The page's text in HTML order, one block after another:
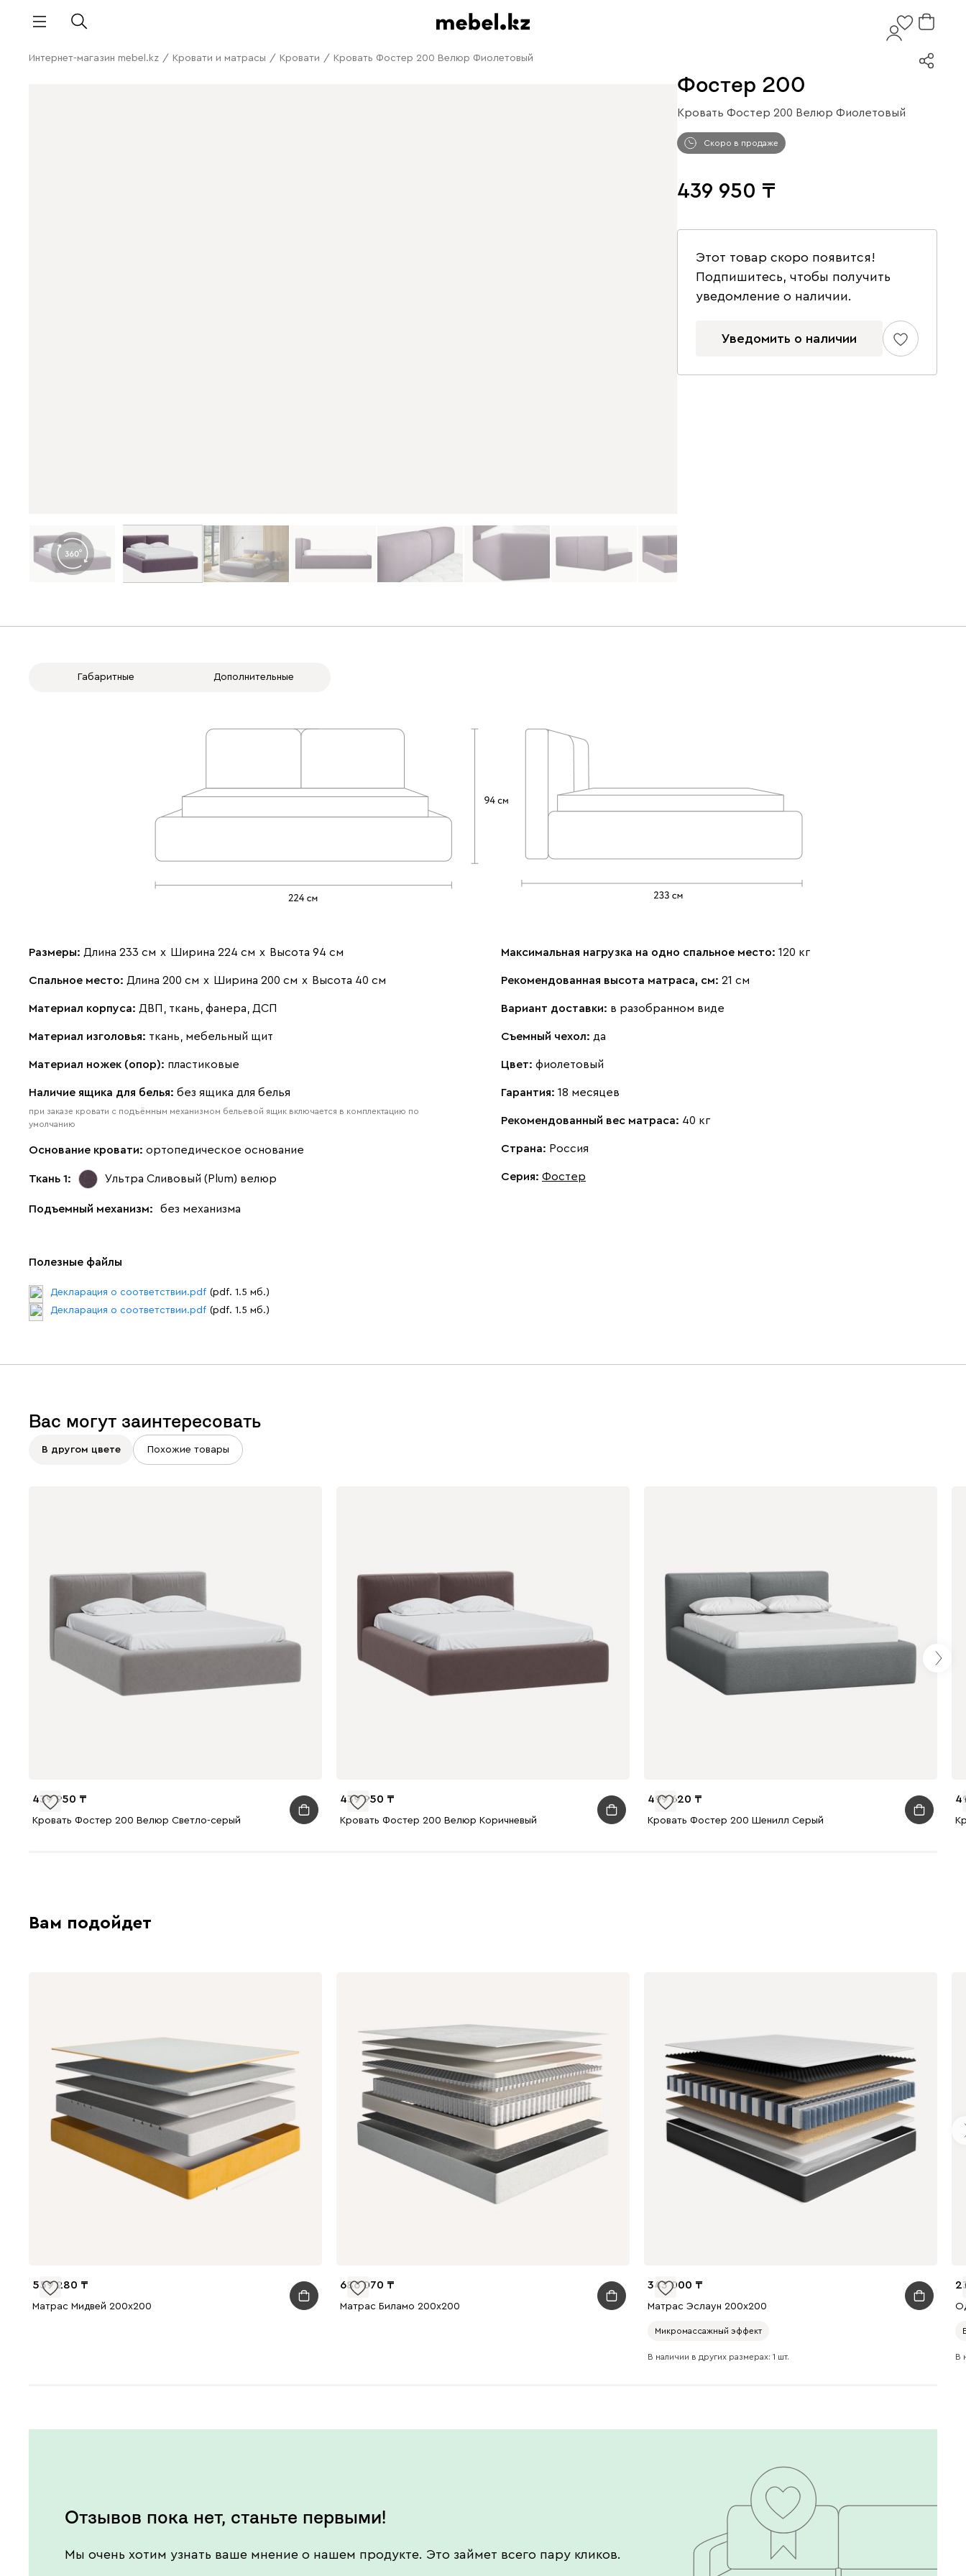
Интернет-магазин mebel.kz / Кровати и матрасы / Кровати / Кровать Фостер 200 Велюр Фиолетовый
Фостер 200
Кровать Фостер 200 Велюр Фиолетовый
Скоро в продаже
439 950
Этот товар скоро появится!
Подпишитесь, чтобы получить
уведомление о наличии.
Уведомить о наличии
Габаритные Дополнительные
Размеры: Длина 233 см х Ширина 224 см х Высота 94 см
Спальное место: Длина 200 см х Ширина 200 см х Высота 40 см
Материал корпуса: ДВП, ткань, фанера, ДСП
Материал изголовья: ткань, мебельный щит
Материал ножек (опор): пластиковые
Наличие ящика для белья: без ящика для белья
при заказе кровати с подъёмным механизмом бельевой ящик включается в комплектацию по
умолчанию
Основание кровати: ортопедическое основание
Ткань 1: Ультра Сливовый (Plum) велюр
Подъемный механизм: без механизма
Максимальная нагрузка на одно спальное место: 120 кг
Рекомендованная высота матраса, см: 21 см
Вариант доставки: в разобранном виде
Съемный чехол: да
Цвет: фиолетовый
Гарантия: 18 месяцев
Рекомендованный вес матраса: 40 кг
Страна: Россия
Серия: Фостер
Полезные файлы
Декларация о соответствии.pdf (pdf. 1.5 мб.)
Декларация о соответствии.pdf (pdf. 1.5 мб.)
Вас могут заинтересовать
В другом цвете Похожие товары
439 950
Кровать Фостер 200 Велюр Светло-серый
439 950
Кровать Фостер 200 Велюр Коричневый
499 620
Кровать Фостер 200 Шенилл Серый
Вам подойдет
559 280
Матрас Мидвей 200x200
686 070
Матрас Биламо 200x200
343 000
Матрас Эслаун 200x200
Микромассажный эффект
В наличии в других размерах: 1 шт. В
Отзывов пока нет, станьте первыми!
Мы очень хотим узнать ваше мнение о нашем продукте. Это займет всего пару кликов.